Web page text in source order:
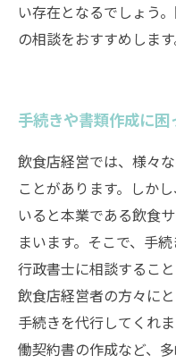
い存在となるでしょう
の相談をおすすめします
手続きや書類作成に
飲食店経営では、様々
ことがあります。しか
いると本業である飲食
まいます。そこで、手
行政書士に相談するこ
飲食店経営者の方々に
手続きを代行してくれ
働契約書の作成など、